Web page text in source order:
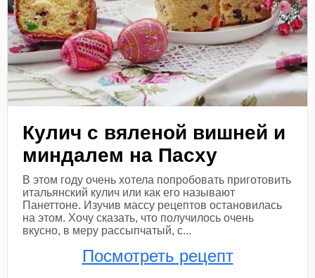
Кулич с вяленой вишней и
миндалем на Пасху
В этом году очень хотела попробовать приготовить
итальянский кулич или как его называют
Панеттоне. Изучив массу рецептов остановилась
на этом. Хочу сказать, что получилось очень
вкусно, в меру рассыпчатый, с...
Посмотреть рецепт